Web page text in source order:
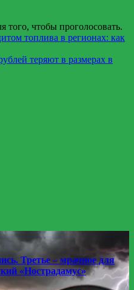
того, чтобы проголосовать.
топлива в регионах: как
теряют в размерах в
Третье – мрачное для
«Нострадамус»